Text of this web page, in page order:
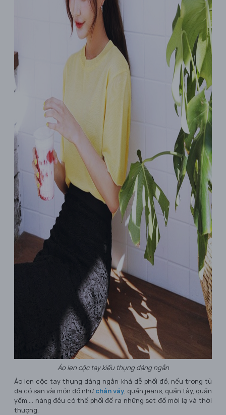
Áo len cộc tay kiểu thụng dáng ngắn
Áo len cộc tay thụng dáng ngắn khá dễ phối đồ, nếu trong tủ
đã có sẵn vài món đồ như chân váy, quần jeans, quần tây, quần
yếm,... nàng đều có thể phối để ra những set đồ mới lạ và thời
thượng.